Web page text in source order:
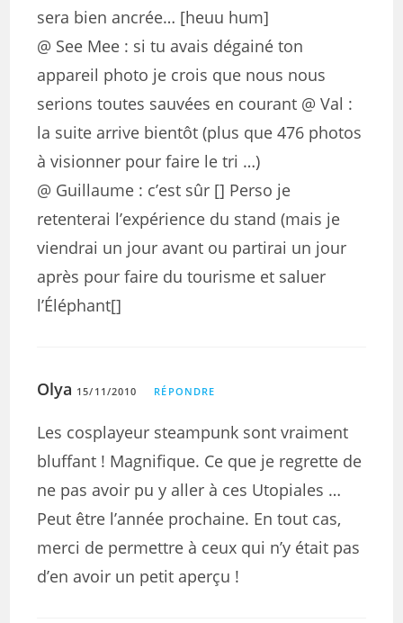
sera bien ancrée… [heuu hum]
@ See Mee : si tu avais dégainé ton
appareil photo je crois que nous nous
serions toutes sauvées en courant @ Val :
la suite arrive bientôt (plus que 476 photos
à visionner pour faire le tri …)
@ Guillaume : c’est sûr [] Perso je
retenterai l’expérience du stand (mais je
viendrai un jour avant ou partirai un jour
après pour faire du tourisme et saluer
l’Éléphant[]
Olya 15/11/2010 RÉPONDRE
Les cosplayeur steampunk sont vraiment
bluffant ! Magnifique. Ce que je regrette de
ne pas avoir pu y aller à ces Utopiales …
Peut être l’année prochaine. En tout cas,
merci de permettre à ceux qui n’y était pas
d’en avoir un petit aperçu !